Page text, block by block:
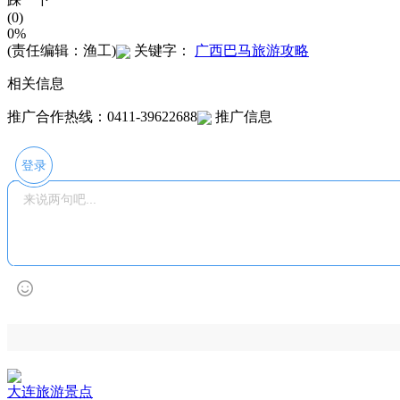
(0)
0%
(责任编辑：渔工)
关键字： 广西巴马旅游攻略
相关信息
推广合作热线：0411-39622688 推广信息
登录
大连旅游景点